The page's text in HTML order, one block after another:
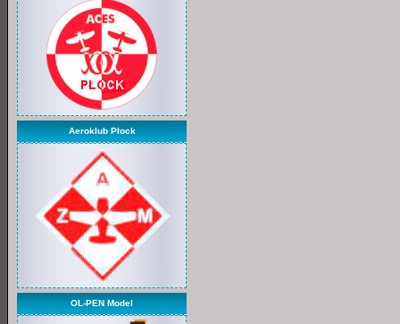
Aeroklub Płock
OL-PEN Model